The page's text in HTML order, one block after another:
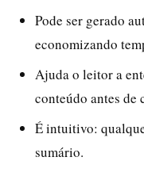
Pode ser gerado
economizando
Ajuda o leitor a
conteúdo antes de
É intuitivo:
sumário.